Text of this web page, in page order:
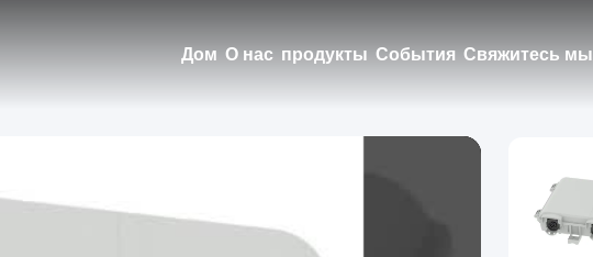
Дом О нас продукты События Свяжитесь мы